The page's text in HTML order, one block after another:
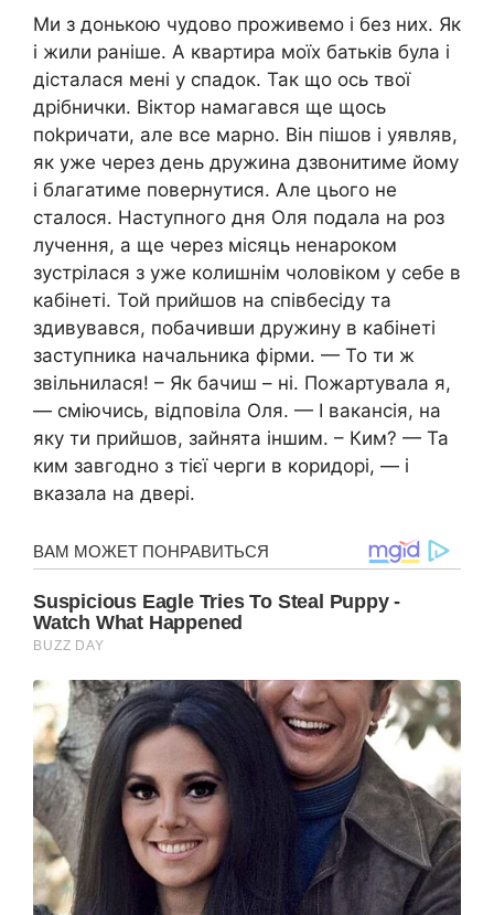
Ми з донькою чудово проживемо і без них. Як
і жили раніше. А квартира моїх батьків була і
дісталася мені у спадок. Так що ось твої
дрібнички. Віктор намагався ще щось
поkричати, але все марно. Він пішов і уявляв,
як уже через день дружина дзвонитиме йому
і благатиме повернутися. Але цього не
сталося. Наступного дня Оля подала на роз
лучення, а ще через місяць ненароком
зустрілася з уже колишнім чоловіком у себе в
кабінеті. Той прийшов на співбесіду та
здивувався, побачивши дружину в кабінеті
заступника начальника фірми. — То ти ж
звільнилася! – Як бачиш – ні. Пожартувала я,
— сміючись, відповіла Оля. — І вакансія, на
яку ти прийшов, зайнята іншим. – Ким? — Та
ким завгодно з тієї черги в коридорі, — і
вказала на двері.